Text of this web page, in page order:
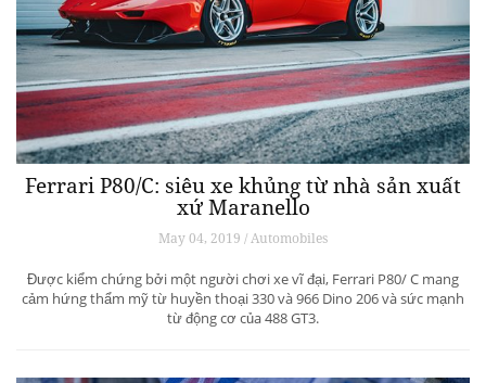
Ferrari P80/C: siêu xe khủng từ ​​nhà sản xuất
xứ Maranello
May 04, 2019 / Automobiles
Được kiểm chứng bởi một người chơi xe vĩ đại, Ferrari P80/ C mang
cảm hứng thẩm mỹ từ huyền thoại 330 và 966 Dino 206 và sức mạnh
từ động cơ của 488 GT3.